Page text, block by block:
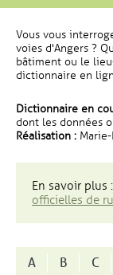
Vous vous
voies d'Angers ?
bâtiment ou le
dictionnaire en
Dictionnaire en
dont les données
Réalisation :
En savoir plus :
officielles de
A B C